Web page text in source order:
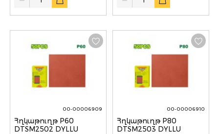
00-00006909
Հղկաթուղթ P60
DTSM2502 DYLLU
00-00006910
Հղկաթուղթ P80
DTSM2503 DYLLU